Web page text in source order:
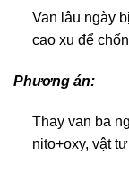
Van lâu ngày
cao xu để
Phương án:
Thay van ba
nito+oxy, vật